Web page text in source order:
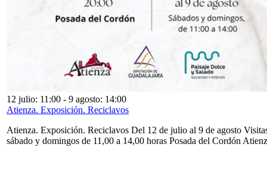
12 julio: 11:00 - 9 agosto: 14:00
Atienza. Exposición. Reciclavos
Atienza. Exposición. Reciclavos Del 12 de julio al 9 de agosto
sábado y domingos de 11,00 a 14,00 horas Posada del Cordón